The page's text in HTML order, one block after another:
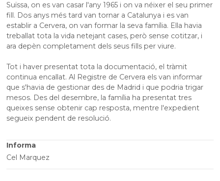
Suïssa, on es van casar l'any 1965 i on va néixer el seu primer
fill. Dos anys més tard van tornar a Catalunya i es van
establir a Cervera, on van formar la seva família. Ella havia
treballat tota la vida netejant cases, però sense cotitzar, i
ara depèn completament dels seus fills per viure.
Tot i haver presentat tota la documentació, el tràmit
continua encallat. Al Registre de Cervera els van informar
que s'havia de gestionar des de Madrid i que podria trigar
mesos. Des del desembre, la família ha presentat tres
queixes sense obtenir cap resposta, mentre l'expedient
segueix pendent de resolució.
Informa
Cel Marquez